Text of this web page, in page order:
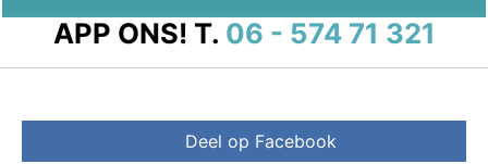
APP ONS! T. 06 - 574 71 321
Deel op Facebook